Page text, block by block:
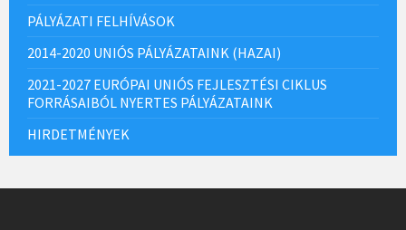
PÁLYÁZATI FELHÍVÁSOK
2014-2020 UNIÓS PÁLYÁZATAINK (HAZAI)
2021-2027 EURÓPAI UNIÓS FEJLESZTÉSI CIKLUS
FORRÁSAIBÓL NYERTES PÁLYÁZATAINK
HIRDETMÉNYEK